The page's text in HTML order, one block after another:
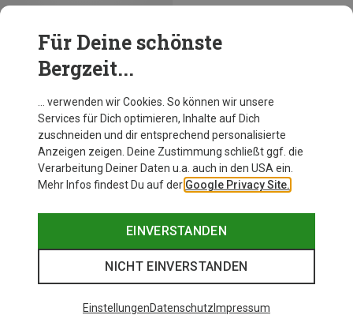
Du sparst 10%
Für Deine schönste
Bergzeit...
… verwenden wir Cookies. So können wir unsere
Services für Dich optimieren, Inhalte auf Dich
zuschneiden und dir entsprechend personalisierte
Anzeigen zeigen. Deine Zustimmung schließt ggf. die
Verarbeitung Deiner Daten u.a. auch in den USA ein.
Mehr Infos findest Du auf der Google Privacy Site.
EINVERSTANDEN
NICHT EINVERSTANDEN
EinstellungenDatenschutz Impressum